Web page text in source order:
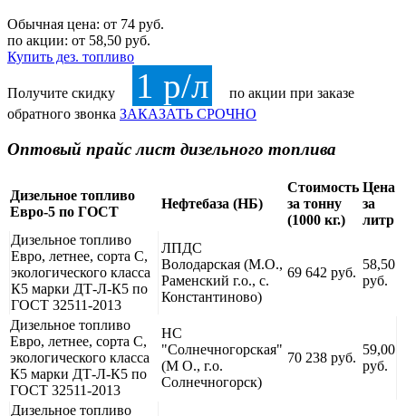
Обычная цена: от 74 руб.
по акции: от 58,50 руб.
Купить дез. топливо
Получите скидку 1 р/л
по акции при заказе
обратного звонка ЗАКАЗАТЬ СРОЧНО
Оптовый прайс лист дизельного топлива
Дизельное топливо
Евро-5 по ГОСТ
Нефтебаза (НБ)
Стоимость
за тонну
(1000 кг.)
Цена
за
литр
Дизельное топливо
Евро, летнее, сорта С,
экологического класса
К5 марки ДТ-Л-К5 по
ГОСТ 32511-2013
ЛПДС
Володарская (М.О.,
Раменский г.о., с.
Константиново)
69 642 руб.
58,50
руб.
Дизельное топливо
Евро, летнее, сорта С,
экологического класса
К5 марки ДТ-Л-К5 по
ГОСТ 32511-2013
НС
"Солнечногорская"
(М О., г.о.
Солнечногорск)
70 238 руб.
59,00
руб.
Дизельное топливо